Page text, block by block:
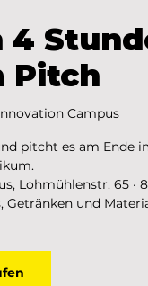
4
Pitch
Campus
pitcht es am Ende
Lohmühlenstr. 65 ·
Getränken und